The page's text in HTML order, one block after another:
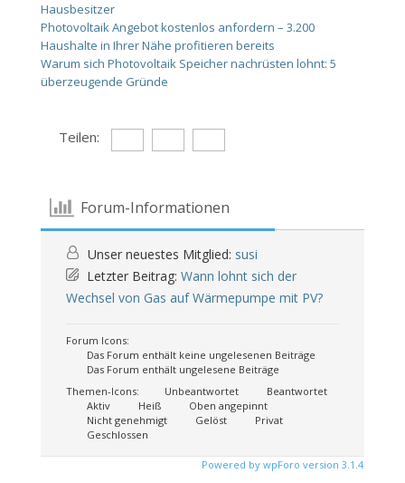
Hausbesitzer
Photovoltaik Angebot kostenlos anfordern – 3.200
Haushalte in Ihrer Nähe profitieren bereits
Warum sich Photovoltaik Speicher nachrüsten lohnt: 5
überzeugende Gründe
Teilen:
Forum-Informationen
Unser neuestes Mitglied: susi
Letzter Beitrag: Wann lohnt sich der
Wechsel von Gas auf Wärmepumpe mit PV?
Forum Icons:
Das Forum enthält keine ungelesenen Beiträge
Das Forum enthält ungelesene Beiträge
Themen-Icons:
Unbeantwortet
Beantwortet
Aktiv
Heiß
Oben angepinnt
Nicht genehmigt
Gelöst
Privat
Geschlossen
Powered by wpForo version 3.1.4